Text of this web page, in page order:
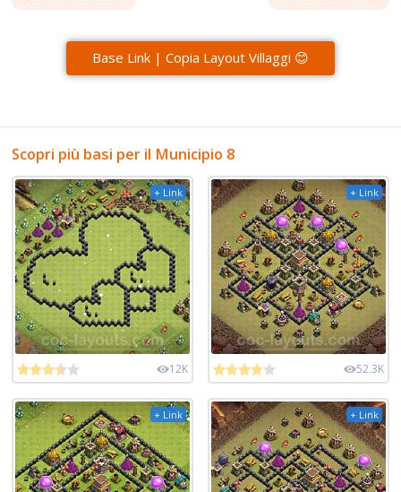
Base Link | Copia Layout Villaggi 😊
Scopri più basi per il Municipio 8
+ Link
12K
+ Link
52.3K
+ Link + Link